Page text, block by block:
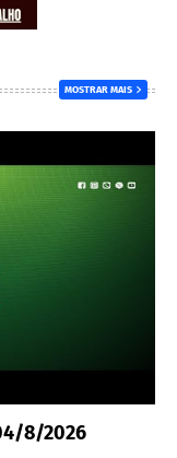
MOSTRAR MAIS
8/2026